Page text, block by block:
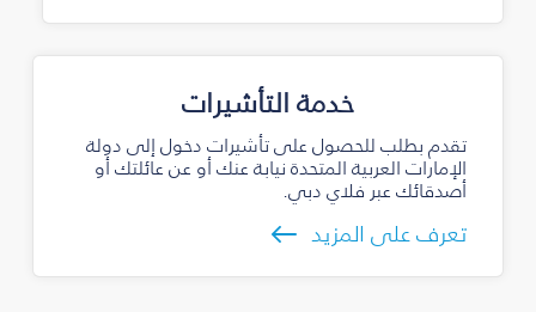
خدمة التأشيرات
تقدم بطلب للحصول على تأشيرات دخول إلى دولة
الإمارات العربية المتحدة نيابة عنك أو عن عائلتك أو
أصدقائك عبر فلاي دبي.
تعرف على المزيد